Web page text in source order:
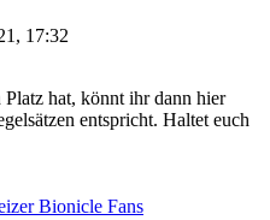
17:32
hat, könnt ihr dann hier
entspricht. Haltet euch
Bionicle Fans